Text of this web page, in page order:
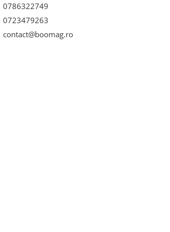
0786322749
0723479263
contact@boomag.ro